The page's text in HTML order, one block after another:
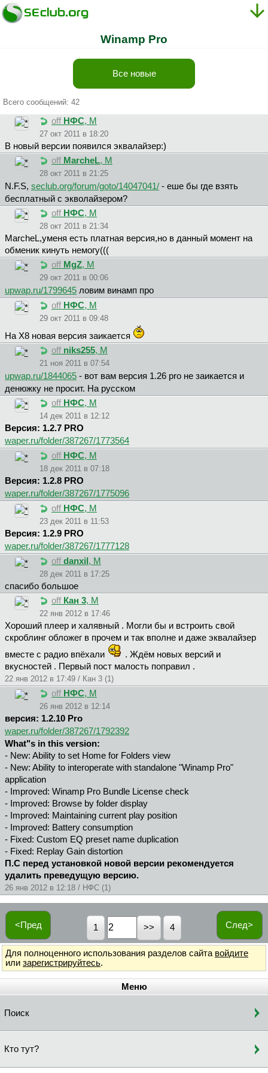
Winamp Pro
Все новые
Всего сообщений: 42
off НФС, М
27 окт 2011 в 18:20
В новый версии появился эквалайзер:)
off MarcheL, М
28 окт 2011 в 21:25
N.F.S, seclub.org/forum/goto/14047041/ - еше бы где взять
бесплатный с экволайзером?
off НФС, М
28 окт 2011 в 21:34
MarcheL,уменя есть платная версия,но в данный момент на
обменик кинуть немогу(((
off MgZ, М
29 окт 2011 в 00:06
upwap.ru/1799645 ловим винамп про
off НФС, М
29 окт 2011 в 09:48
На X8 новая версия заикается
off niks255, М
21 ноя 2011 в 07:54
upwap.ru/1844065 - вот вам версия 1.26 pro не заикается и
денюжку не просит. На русском
off НФС, М
14 дек 2011 в 12:12
Версия: 1.2.7 PRO
waper.ru/folder/387267/1773564
off НФС, М
18 дек 2011 в 07:18
Версия: 1.2.8 PRO
waper.ru/folder/387267/1775096
off НФС, М
23 дек 2011 в 11:53
Версия: 1.2.9 PRO
waper.ru/folder/387267/1777128
off danxil , М
28 дек 2011 в 17:25
спасибо большое
off Кан 3, М
22 янв 2012 в 17:46
Хороший плеер и халявный . Могли бы и встроить свой
скроблинг обложег в прочем и так вполне и даже эквалайзер
вместе с радио впёхали
. Ждём новых версий и
вкусностей . Первый пост малость поправил .
22 янв 2012 в 17:49 / Кан 3 (1)
off НФС, М
26 янв 2012 в 12:14
версия: 1.2.10 Pro
waper.ru/folder/387267/1792392
What"s in this version:
- New: Ability to set Home for Folders view
- New: Ability to interoperate with standalone "Winamp Pro"
application
- Improved: Winamp Pro Bundle License check
- Improved: Browse by folder display
- Improved: Maintaining current play position
- Improved: Battery consumption
- Fixed: Custom EQ preset name duplication
- Fixed: Replay Gain distortion
П.С перед установкой новой версии рекомендуется
удалить преведущую версию.
26 янв 2012 в 12:18 / НФС (1)
<Пред След>
1 4
Для полноценного использования разделов сайта войдите
или зарегистрируйтесь.
Меню
Поиск
Кто тут?